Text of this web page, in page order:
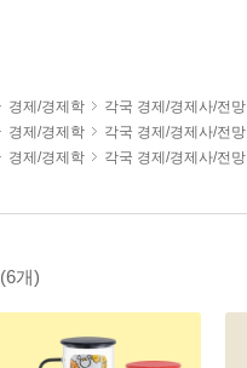
경제/경제학
각국 경제/경제사/전망
경제/경제학
각국 경제/경제사/전망
경제/경제학 각국 경제/경제사/전망
(6개)